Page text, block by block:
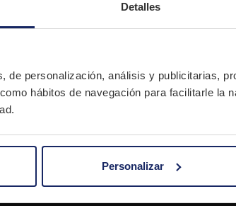
Detalles
de personalización, análisis y publicitarias,
hábitos de navegación para facilitarle la
Personalizar
VANCOCONTACT2